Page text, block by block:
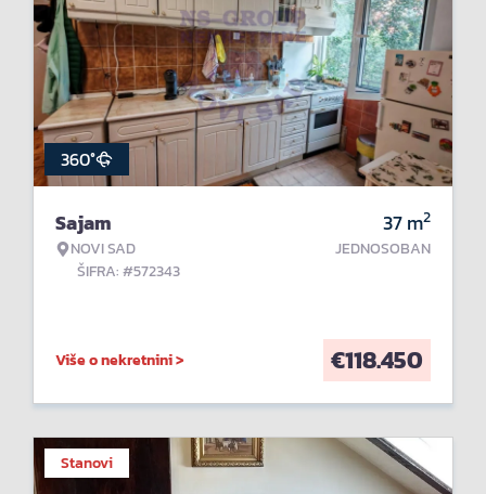
360°
Sajam
NOVI SAD
ŠIFRA: #572343
37m2
JEDNOSOBAN
Više o nekretnini > €118.450
Stanovi